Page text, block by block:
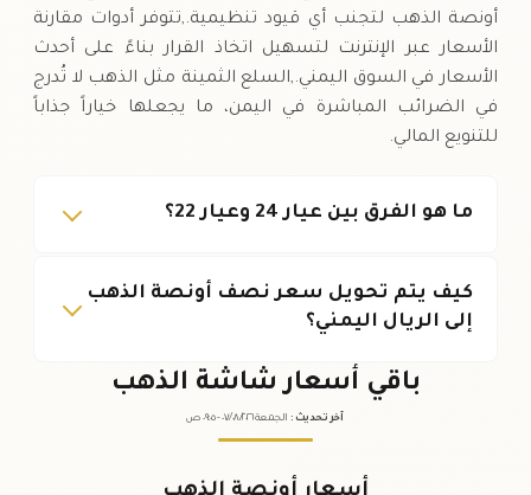
أونصة الذهب لتجنب أي قيود تنظيمية.,تتوفر أدوات مقارنة
الأسعار عبر الإنترنت لتسهيل اتخاذ القرار بناءً على أحدث
الأسعار في السوق اليمني.,السلع الثمينة مثل الذهب لا تُدرج
في الضرائب المباشرة في اليمن، ما يجعلها خياراً جذاباً
للتنويع المالي.
ما هو الفرق بين عيار 24 وعيار 22؟
كيف يتم تحويل سعر نصف أونصة الذهب
إلى الريال اليمني؟
باقي أسعار شاشة الذهب
آخر تحديث : الجمعة ٠٧ /٠٨/٢٠٢٦ - ٠٩:٠٥ ص